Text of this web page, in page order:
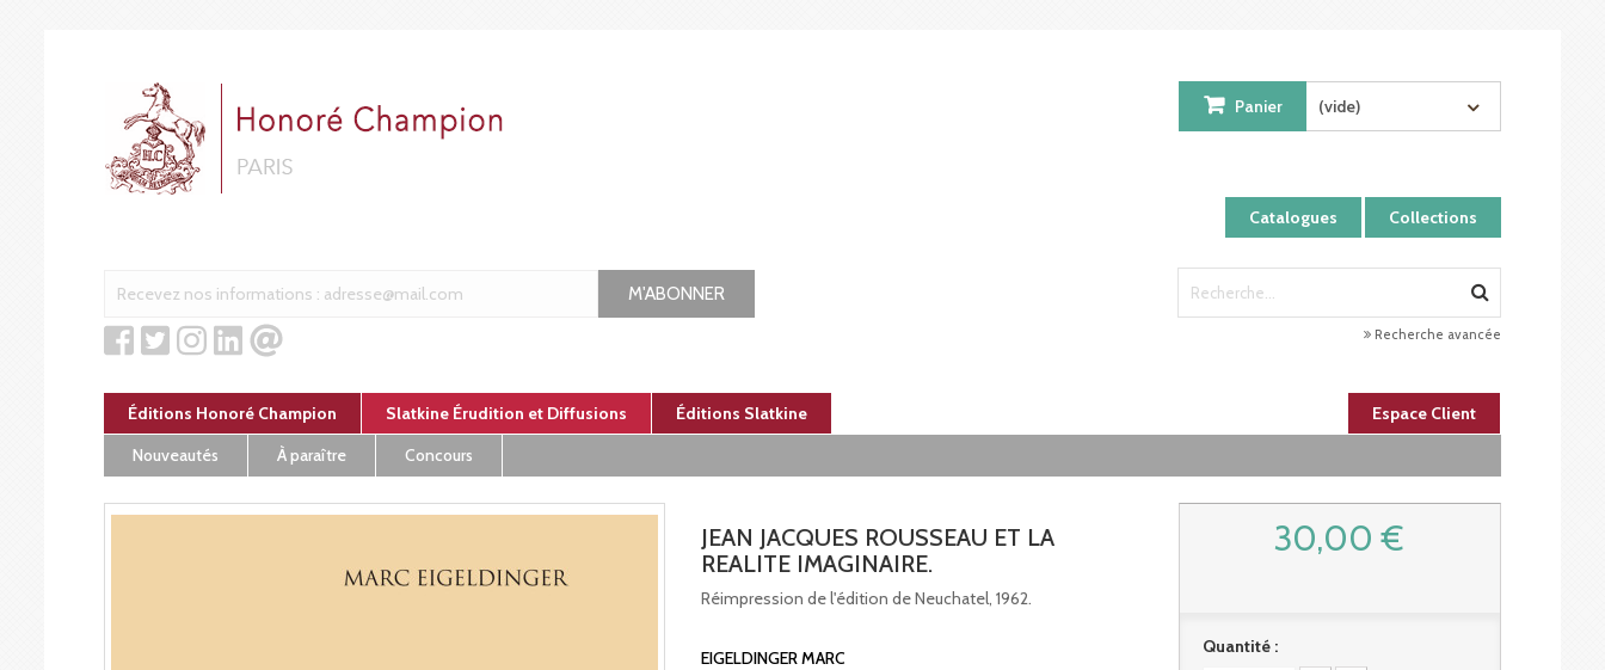
Catalogues Collections
Panier (vide)
M'ABONNER
Recherche avancée
Éditions Honoré Champion Slatkine Érudition et Diffusions Éditions Slatkine
Espace Client
Nouveautés
À paraître Concours
JEAN JACQUES ROUSSEAU ET LA
REALITE IMAGINAIRE.
Réimpression de l'édition de Neuchatel, 1962.
EIGELDINGER MARC
30,00 €
Quantité :